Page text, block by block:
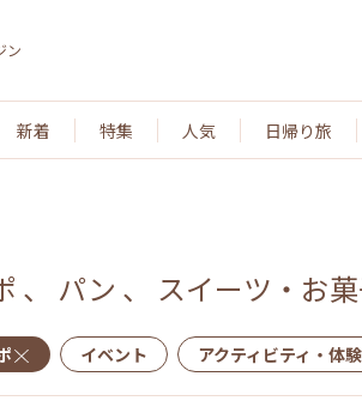
ン
新着 特集 人気 日帰り旅
、 パン 、 スイーツ・お
イベント アクティビティ・体験